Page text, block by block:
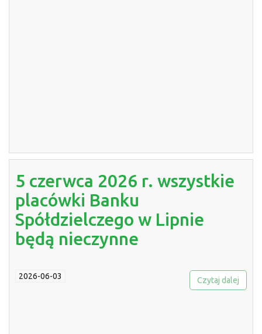
5 czerwca 2026 r. wszystkie
placówki Banku
Spółdzielczego w Lipnie
będą nieczynne
2026-06-03 Czytaj dalej